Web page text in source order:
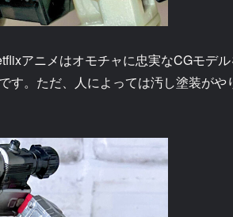
アニメはオモチャに忠実なCGモデ
。ただ、人によっては汚し塗装がや